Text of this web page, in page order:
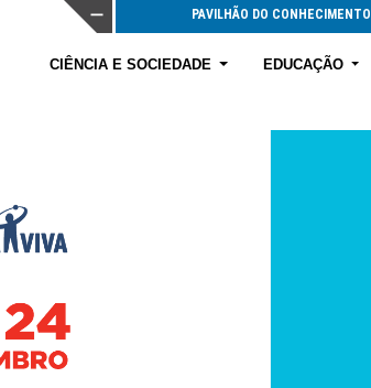
PAVILHÃO DO CONHECIMENTO
CIÊNCIA E SOCIEDADE EDUCAÇÃO